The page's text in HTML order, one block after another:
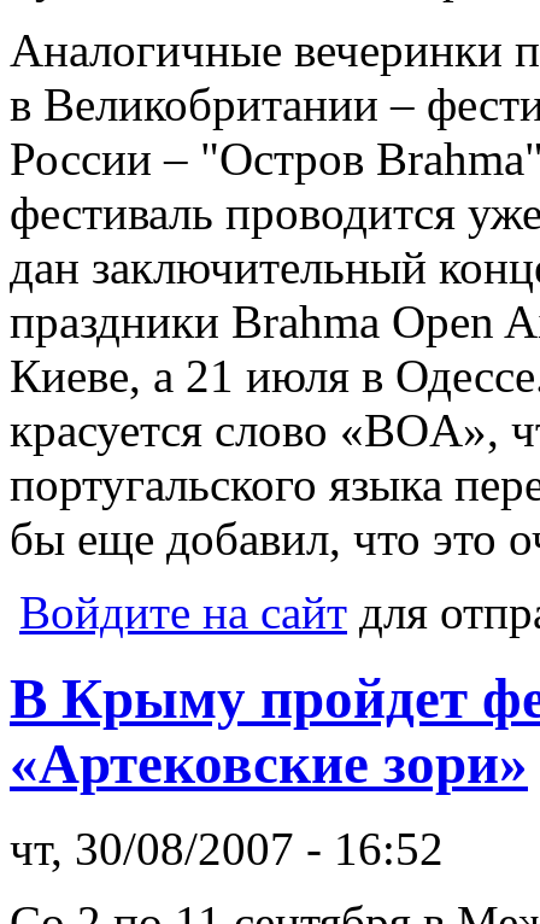
Аналогичные вечеринки
в Великобритании –
России – "Остров
фестиваль проводится
дан заключительный
праздники Brahma Open
Киеве, а 21 июля в
красуется слово «BOA»,
португальского языка
бы еще добавил, что это
Войдите на сайт для
В Крыму пройдет
«Артековские зори»
чт, 30/08/2007 - 16:52